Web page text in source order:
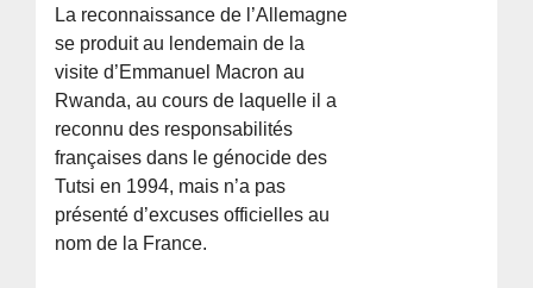
La reconnaissance de l’Allemagne
se produit au lendemain de la
visite d’Emmanuel Macron au
Rwanda, au cours de laquelle il a
reconnu des responsabilités
françaises dans le génocide des
Tutsi en 1994, mais n’a pas
présenté d’excuses officielles au
nom de la France.